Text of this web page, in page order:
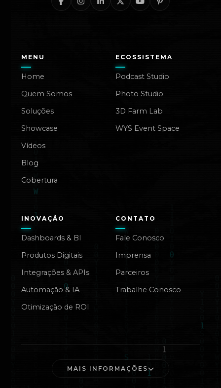
MENU
Home
Quem Somos
Soluções
Showcase
Vídeos
Blog
Cobertura
ECOSSISTEMA
Podcast Studio
Photo Studio
3D Farm Lab
WYS Event Space
INOVAÇÃO
Dashboards & BI
Produtos Digitais
Integrações & APIs
Automação & IA
Otimização de ROI
CONTATO
Fale Conosco
Imprensa
Parceiros
Trabalhe Conosco
MAIS INFORMAÇÕES